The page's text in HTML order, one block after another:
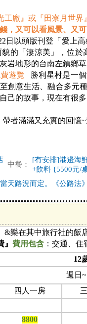
工廠』或『田寮月世界
，又可以看風景、又
日以頭版刊登「愛上
的「淒涼美」，位
岩地形的台南左鎮鄉
遊覽 勝利星村是一
創意生活、融合多元
己的故事，現在有很
帶者滿滿又充實的回
中餐：
[有安排]港邊海
+飲料 {5500元/
天路況而定。《公路
&樂在其中旅行社的飯
』 費用包含 ：交通、
12
週日
四人一房
8800